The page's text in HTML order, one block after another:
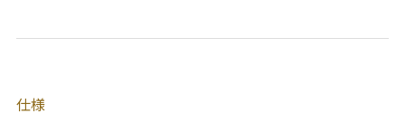
仕様